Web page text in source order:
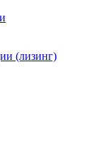
(лизинг)